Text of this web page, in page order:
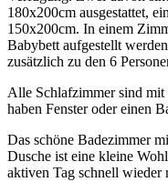
180x200cm ausgestattet,
150x200cm. In einem
Babybett aufgestellt
zusätzlich zu den 6
Alle Schlafzimmer sind
haben Fenster oder einen
Das schöne Badezimmer
Dusche ist eine kleine
aktiven Tag schnell wieder